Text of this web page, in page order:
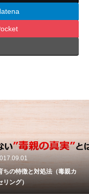
ちの特徴と対処法（毒親カ
リング）